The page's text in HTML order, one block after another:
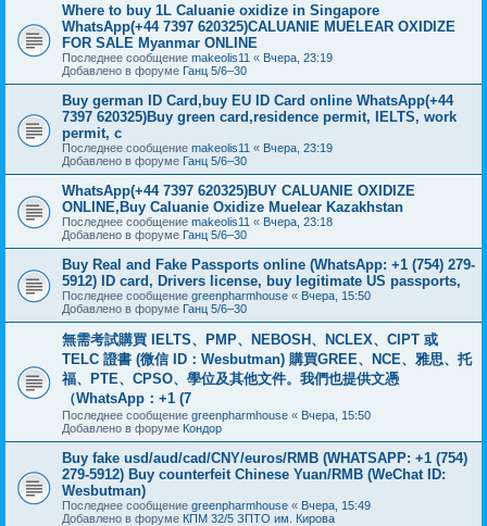
Where to buy 1L Caluanie oxidize in Singapore
WhatsApp(+44 7397 620325)CALUANIE MUELEAR OXIDIZE
FOR SALE Myanmar ONLINE
Последнее сообщение makeolis11 « Вчера, 23:19
Добавлено в форуме Ганц 5/6–30
Buy german ID Card,buy EU ID Card online WhatsApp(+44
7397 620325)Buy green card,residence permit, IELTS, work
permit, c
Последнее сообщение makeolis11 « Вчера, 23:19
Добавлено в форуме Ганц 5/6–30
WhatsApp(+44 7397 620325)BUY CALUANIE OXIDIZE
ONLINE,Buy Caluanie Oxidize Muelear Kazakhstan
Последнее сообщение makeolis11 « Вчера, 23:18
Добавлено в форуме Ганц 5/6–30
Buy Real and Fake Passports online (WhatsApp: +1 (754) 279-
5912) ID card, Drivers license, buy legitimate US passports,
Последнее сообщение greenpharmhouse « Вчера, 15:50
Добавлено в форуме Ганц 5/6–30
無需考試購買 IELTS、PMP、NEBOSH、NCLEX、CIPT 或
TELC 證書 (微信 ID：Wesbutman) 購買GREE、NCE、雅思、托
福、PTE、CPSO、學位及其他文件。我們也提供文憑
（WhatsApp：+1 (7
Последнее сообщение greenpharmhouse « Вчера, 15:50
Добавлено в форуме Кондор
Buy fake usd/aud/cad/CNY/euros/RMB (WHATSAPP: +1 (754)
279-5912) Buy counterfeit Chinese Yuan/RMB (WeChat ID:
Wesbutman)
Последнее сообщение greenpharmhouse « Вчера, 15:49
Добавлено в форуме КПМ 32/5 ЗПТО им. Кирова